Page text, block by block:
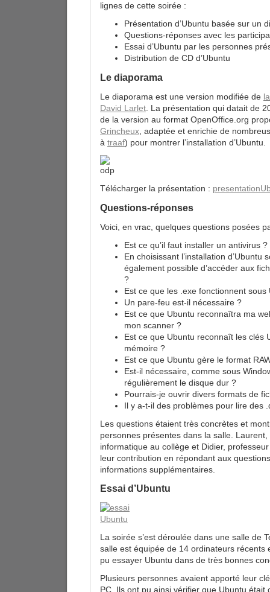
lignes de cette soirée :
Présentation d’Ubuntu basée sur un
Questions-réponses avec les
Essai d’Ubuntu par les personnes
Distribution de CD d’Ubuntu
Le diaporama
Le diaporama est une version modifiée de
David Larlet . La présentation qui datait de
de la version au format OpenOffice.org
Grincheux , adaptée et enrichie de
à traaf) pour montrer l’installation d’Ubuntu.
Télécharger la présentation :
Questions-réponses
Voici, en vrac, quelques questions posées
Est ce qu’il faut installer un antivirus ?
En choisissant l’installation d’Ubuntu
également possible d’accéder aux
?
Est ce que les .exe fonctionnent sous
Un pare-feu est-il nécessaire ?
Est ce que Ubuntu reconnaîtra ma
mon scanner ?
Est ce que Ubuntu reconnaît les clés
mémoire ?
Est ce que Ubuntu gère le format
Est-il nécessaire, comme sous
régulièrement le disque dur ?
Pourrais-je ouvrir divers formats de
Il y a-t-il des problèmes pour lire des
Les questions étaient très concrètes et
personnes présentes dans la salle.
informatique au collège et Didier,
leur contribution en répondant aux
informations supplémentaires.
Essai d’Ubuntu
La soirée s’est déroulée dans une salle de
salle est équipée de 14 ordinateurs récents
pu essayer Ubuntu dans de très bonnes
Plusieurs personnes avaient apporté leur
PC. Ils ont pu ainsi vérifier que Ubuntu était